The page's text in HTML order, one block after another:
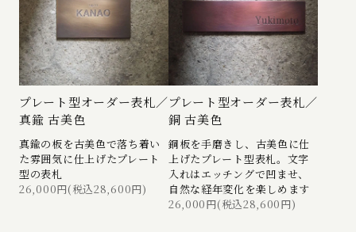
プレート型オーダー表札／
真鍮 古美色
真鍮の板を古美色で落ち着い
た雰囲気に仕上げたプレート
型の表札
26,000円(税込28,600円)
プレート型オーダー表札／
銅 古美色
銅板を手磨きし、古美色に仕
上げたプレート型表札。文字
入れはエッチングで凹ませ、
自然な経年変化を楽しめます
26,000円(税込28,600円)